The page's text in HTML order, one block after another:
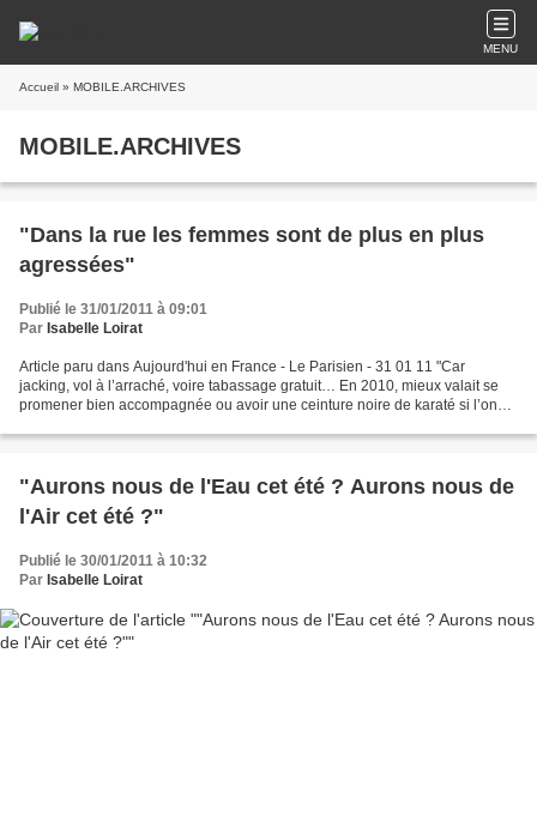
MENU
Accueil » MOBILE.ARCHIVES
MOBILE.ARCHIVES
"Dans la rue les femmes sont de plus en plus
agressées"
Publié le 31/01/2011 à 09:01
Par Isabelle Loirat
Article paru dans Aujourd'hui en France - Le Parisien - 31 01 11 "Car
jacking, vol à l’arraché, voire tabassage gratuit… En 2010, mieux valait se
promener bien accompagnée ou avoir une ceinture noire de karaté si l’on
"Aurons nous de l'Eau cet été ? Aurons nous de
l'Air cet été ?"
Publié le 30/01/2011 à 10:32
Par Isabelle Loirat